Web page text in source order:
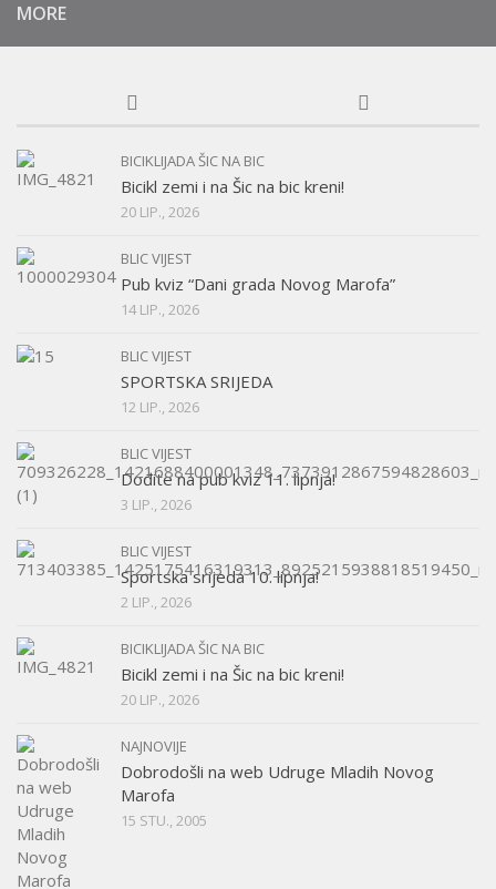
MORE
BICIKLIJADA ŠIC NA BIC
Bicikl zemi i na Šic na bic kreni!
20 LIP., 2026
BLIC VIJEST
Pub kviz “Dani grada Novog Marofa”
14 LIP., 2026
BLIC VIJEST
SPORTSKA SRIJEDA
12 LIP., 2026
BLIC VIJEST
Dođite na pub kviz 11. lipnja!
3 LIP., 2026
BLIC VIJEST
Sportska srijeda 10. lipnja!
2 LIP., 2026
BICIKLIJADA ŠIC NA BIC
Bicikl zemi i na Šic na bic kreni!
20 LIP., 2026
NAJNOVIJE
Dobrodošli na web Udruge Mladih Novog
Marofa
15 STU., 2005